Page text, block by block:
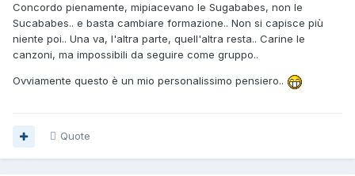
Concordo pienamente, mipiacevano le Sugababes, non le
Sucababes.. e basta cambiare formazione.. Non si capisce più
niente poi.. Una va, l'altra parte, quell'altra resta.. Carine le
canzoni, ma impossibili da seguire come gruppo..
Ovviamente questo è un mio personalissimo pensiero..
Quote